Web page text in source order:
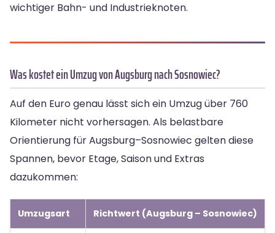
wichtiger Bahn- und Industrieknoten.
Was kostet ein Umzug von Augsburg nach Sosnowiec?
Auf den Euro genau lässt sich ein Umzug über 760
Kilometer nicht vorhersagen. Als belastbare
Orientierung für Augsburg–Sosnowiec gelten diese
Spannen, bevor Etage, Saison und Extras
dazukommen:
Umzugsart Richtwert (Augsburg – Sosnowiec)